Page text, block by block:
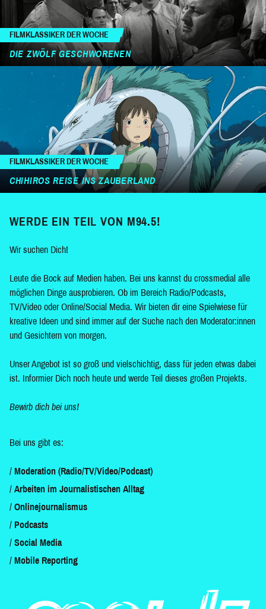
FILMKLASSIKER DER WOCHE
DIE ZWÖLF GESCHWORENEN
FILMKLASSIKER DER WOCHE
CHIHIROS REISE INS ZAUBERLAND
WERDE EIN TEIL VON M94.5!
Wir suchen Dich!
Leute die Bock auf Medien haben. Bei uns kannst du crossmedial alle
möglichen Dinge ausprobieren. Ob im Bereich Radio/Podcasts,
TV/Video oder Online/Social Media. Wir bieten dir eine Spielwiese für
kreative Ideen und sind immer auf der Suche nach den Moderator:innen
und Gesichtern von morgen.
Unser Angebot ist so groß und vielschichtig, dass für jeden etwas dabei
ist. Informier Dich noch heute und werde Teil dieses großen Projekts.
Bewirb dich bei uns!
Bei uns gibt es:
Moderation (Radio/TV/Video/Podcast)
Arbeiten im Journalistischen Alltag
Onlinejournalismus
Podcasts
Social Media
Mobile Reporting